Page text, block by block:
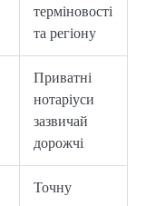
терміновості
та регіону
Приватні
нотаріуси
зазвичай
дорожчі
Точну